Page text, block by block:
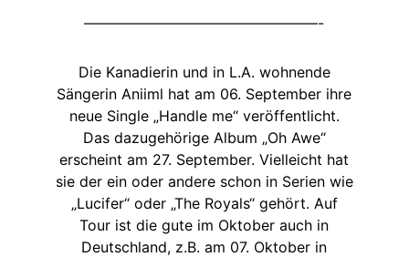
————————————————-
Die Kanadierin und in L.A. wohnende
Sängerin Aniiml hat am 06. September ihre
neue Single „Handle me“ veröffentlicht.
Das dazugehörige Album „Oh Awe“
erscheint am 27. September. Vielleicht hat
sie der ein oder andere schon in Serien wie
„Lucifer“ oder „The Royals“ gehört. Auf
Tour ist die gute im Oktober auch in
Deutschland, z.B. am 07. Oktober in